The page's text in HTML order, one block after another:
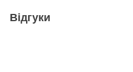
Відгуки